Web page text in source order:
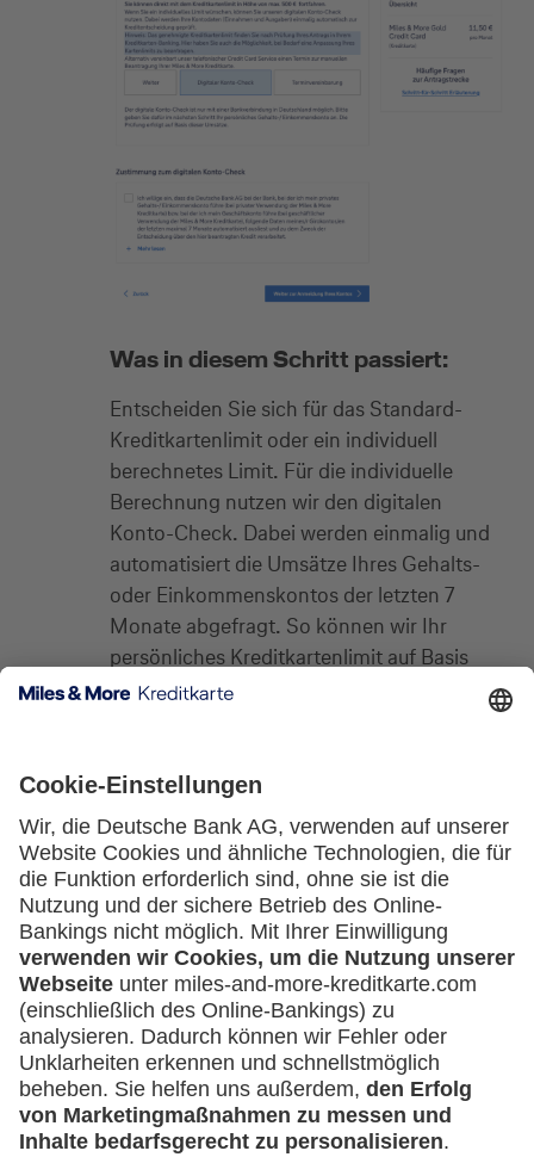
Was in diesem Schritt passiert:
Entscheiden Sie sich für das Standard-
Kreditkartenlimit oder ein individuell
berechnetes Limit. Für die individuelle
Berechnung nutzen wir den digitalen
Konto-Check. Dabei werden einmalig und
automatisiert die Umsätze Ihres Gehalts-
oder Einkommenskontos der letzten 7
Monate abgefragt. So können wir Ihr
persönliches Kreditkartenlimit auf Basis
Ihrer aktuellen finanziellen Situation
Der digitale Konto-Check ist ein
bankenübliches Standardverfahren und
entspricht den strengen Vorgaben der EU-
Zahlungsdienstleisterrichtlinie „Payment
Services Directive 2“ (PSD2). Die Deutsche
Bank erhält dabei keine Zugangsdaten zu
Ihrem Online-Banking. Es werden
ausschließlich ausgewählte Informationen
wie z. B. Gehaltseingänge von Ihrer
kontoführenden Bank übermittelt. Ihre
Daten werden vertraulich und
ausschließlich zum Zweck der
Kreditentscheidung verwendet.